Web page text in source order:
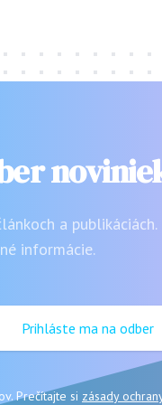
a publikáciách.
informácie.
Prihláste ma na odber
Prečítajte si zásady